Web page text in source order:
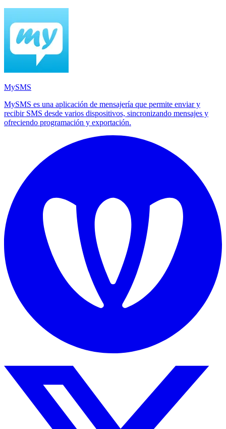
MySMS
MySMS es una aplicación de mensajería que permite enviar y
recibir SMS desde varios dispositivos, sincronizando mensajes y
ofreciendo programación y exportación.